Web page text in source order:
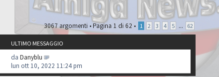
3067 argomenti •Pagina 1 di 62 • 1 2 3 4 5 ... 62
ULTIMO MESSAGGIO
da Danyblu
lun ott 10, 2022 11:24 pm